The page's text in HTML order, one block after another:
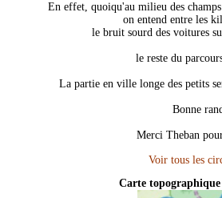
En effet, quoiqu'au milieu des
on entend entre les
le bruit sourd des voitures
le reste du
La partie en ville longe des petits
Bonne
Merci Theban
Carte topographique